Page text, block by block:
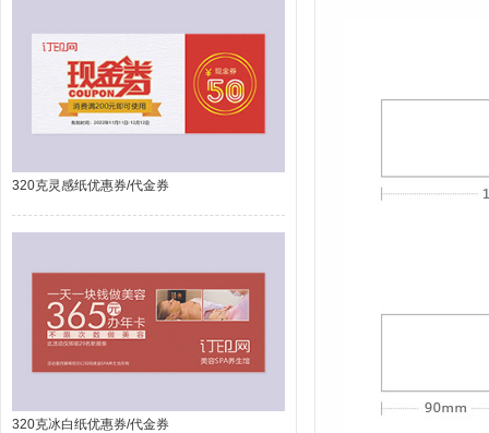
320克灵感纸优惠券/代金券
320克冰白纸优惠券/代金券